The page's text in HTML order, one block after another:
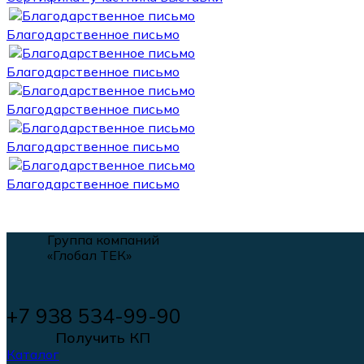
Благодарственное письмо
Благодарственное письмо
Благодарственное письмо
Благодарственное письмо
Благодарственное письмо
Группа компаний
«Глобал ТЕК»
+7 938 534-99-90
Получить КП
Каталог